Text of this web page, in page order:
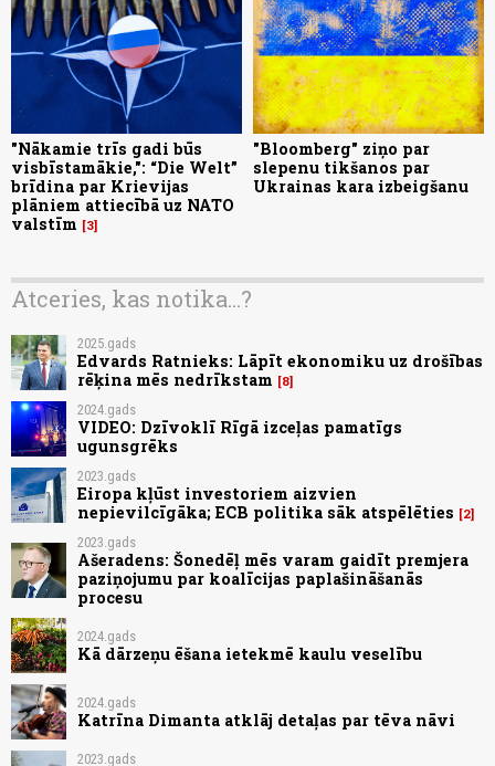
"Nākamie trīs gadi būs
visbīstamākie,": “Die Welt”
brīdina par Krievijas
plāniem attiecībā uz NATO
valstīm
3
"Bloomberg" ziņo par
slepenu tikšanos par
Ukrainas kara izbeigšanu
Atceries, kas notika...?
2025.gads
Edvards Ratnieks: Lāpīt ekonomiku uz drošības
rēķina mēs nedrīkstam
8
2024.gads
VIDEO: Dzīvoklī Rīgā izceļas pamatīgs
ugunsgrēks
2023.gads
Eiropa kļūst investoriem aizvien
nepievilcīgāka; ECB politika sāk atspēlēties
2
2023.gads
Ašeradens: Šonedēļ mēs varam gaidīt premjera
paziņojumu par koalīcijas paplašināšanās
procesu
2024.gads
Kā dārzeņu ēšana ietekmē kaulu veselību
2024.gads
Katrīna Dimanta atklāj detaļas par tēva nāvi
2023.gads